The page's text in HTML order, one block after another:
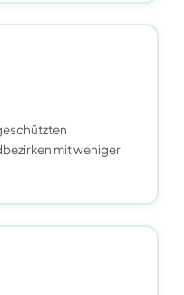
mit weniger